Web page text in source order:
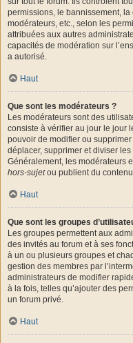
permissions, le bannissement,
modérateurs, etc., selon les
attribuées aux autres
capacités de modération sur
a autorisé.
Haut
Que sont les modérateurs ?
Les modérateurs sont des
consiste à vérifier au jour le jour
pouvoir de modifier ou
déplacer, supprimer et diviser
Généralement, les modérateurs
hors-sujetou publient du
Haut
Que sont les groupes
Les groupes permettent aux
des invités au forum et à ses
à un ou plusieurs groupes et
gestion des membres par
administrateurs de modifier
à la fois, telles qu’ajouter des
un forum privé.
Haut